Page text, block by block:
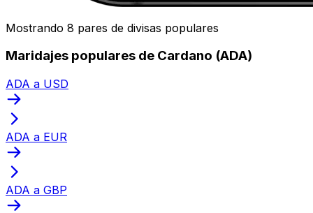
Mostrando 8 pares de divisas populares
Maridajes populares de Cardano (ADA)
ADA a USD
ADA a EUR
ADA a GBP